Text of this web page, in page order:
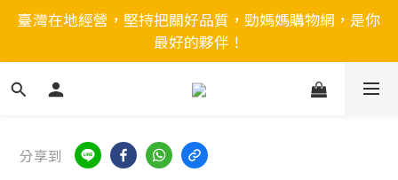
臺灣在地經營，堅持把關好品質，勁媽媽購物網，是你
最好的夥伴！
分享到